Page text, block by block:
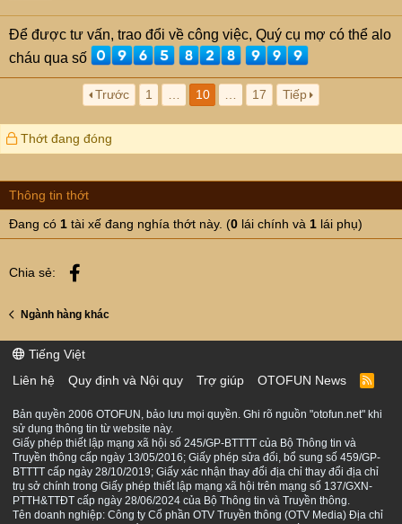
Để được tư vấn, trao đổi về công việc, Quý cụ mợ có thể alo
cháu qua số
Trước 1 … 10 … 17 Tiếp
Thớt đang đóng
Thông tin thớt
Đang có 1 tài xế đang nghía thớt này. (0 lái chính và 1 lái phụ)
Chia sẻ:
Ngành hàng khác
Tiếng Việt
Liên hệ
Quy định và Nội quy Trợ giúp OTOFUN News
R
S
Bản quyền 2006 OTOFUN, bảo lưu mọi quyền. Ghi rõ nguồn "otofun.net" khi
sử dụng thông tin từ website này.
Giấy phép thiết lập mạng xã hội số 245/GP-BTTTT của Bộ Thông tin và
Truyền thông cấp ngày 13/05/2016; Giấy phép sửa đổi, bổ sung số 459/GP-
BTTTT cấp ngày 28/10/2019; Giấy xác nhận thay đổi địa chỉ thay đổi địa chỉ
trụ sở chính trong Giấy phép thiết lập mạng xã hội trên mạng số 137/GXN-
PTTH&TTĐT cấp ngày 28/06/2024 của Bộ Thông tin và Truyền thông.
Tên doanh nghiệp: Công ty Cổ phần OTV Truyền thông (OTV Media) Địa chỉ